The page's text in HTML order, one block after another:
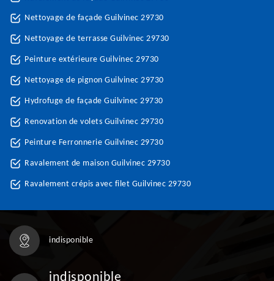
Nettoyage de façade Guilvinec 29730
Nettoyage de terrasse Guilvinec 29730
Peinture extérieure Guilvinec 29730
Nettoyage de pignon Guilvinec 29730
Hydrofuge de façade Guilvinec 29730
Renovation de volets Guilvinec 29730
Peinture Ferronnerie Guilvinec 29730
Ravalement de maison Guilvinec 29730
Ravalement crépis avec filet Guilvinec 29730
indisponible
indisponible